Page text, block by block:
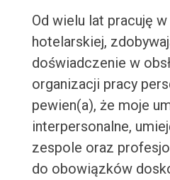
Od wielu lat pracuję w
hotelarskiej,
doświadczenie w
organizacji pracy
pewien(a), że moje
interpersonalne,
zespole oraz
do obowiązków